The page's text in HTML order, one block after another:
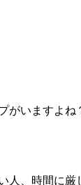
がいますよね
人、時間に厳